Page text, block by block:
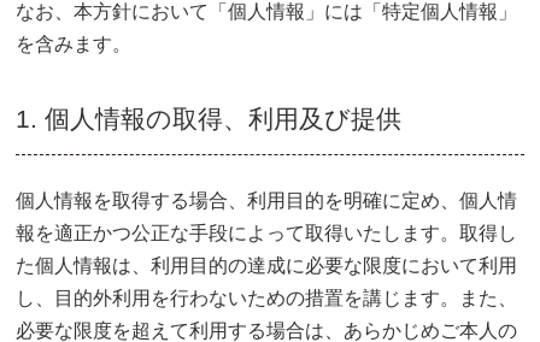
なお、本方針において「個人情報」には「特定個人情報」
を含みます。
1. 個人情報の取得、利用及び提供
個人情報を取得する場合、利用目的を明確に定め、個人情
報を適正かつ公正な手段によって取得いたします。取得し
た個人情報は、利用目的の達成に必要な限度において利用
し、目的外利用を行わないための措置を講じます。また、
必要な限度を超えて利用する場合は、あらかじめご本人の